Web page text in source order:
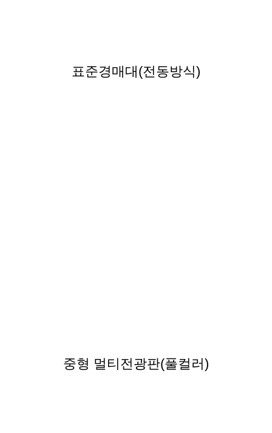
표준경매대(전동방식)
중형 멀티전광판(풀컬러)